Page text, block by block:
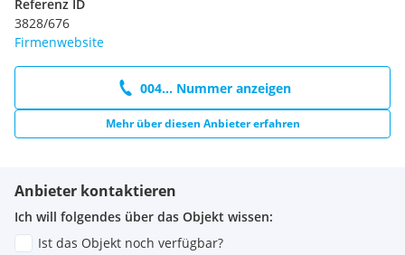
Referenz ID
3828/676
Firmenwebsite
004... Nummer anzeigen
Mehr über diesen Anbieter erfahren
Anbieter kontaktieren
Ich will folgendes über das Objekt wissen:
Ist das Objekt noch verfügbar?